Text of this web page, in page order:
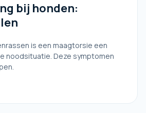
bij honden:
is een maagtorsie een
noodsituatie. Deze symptomen